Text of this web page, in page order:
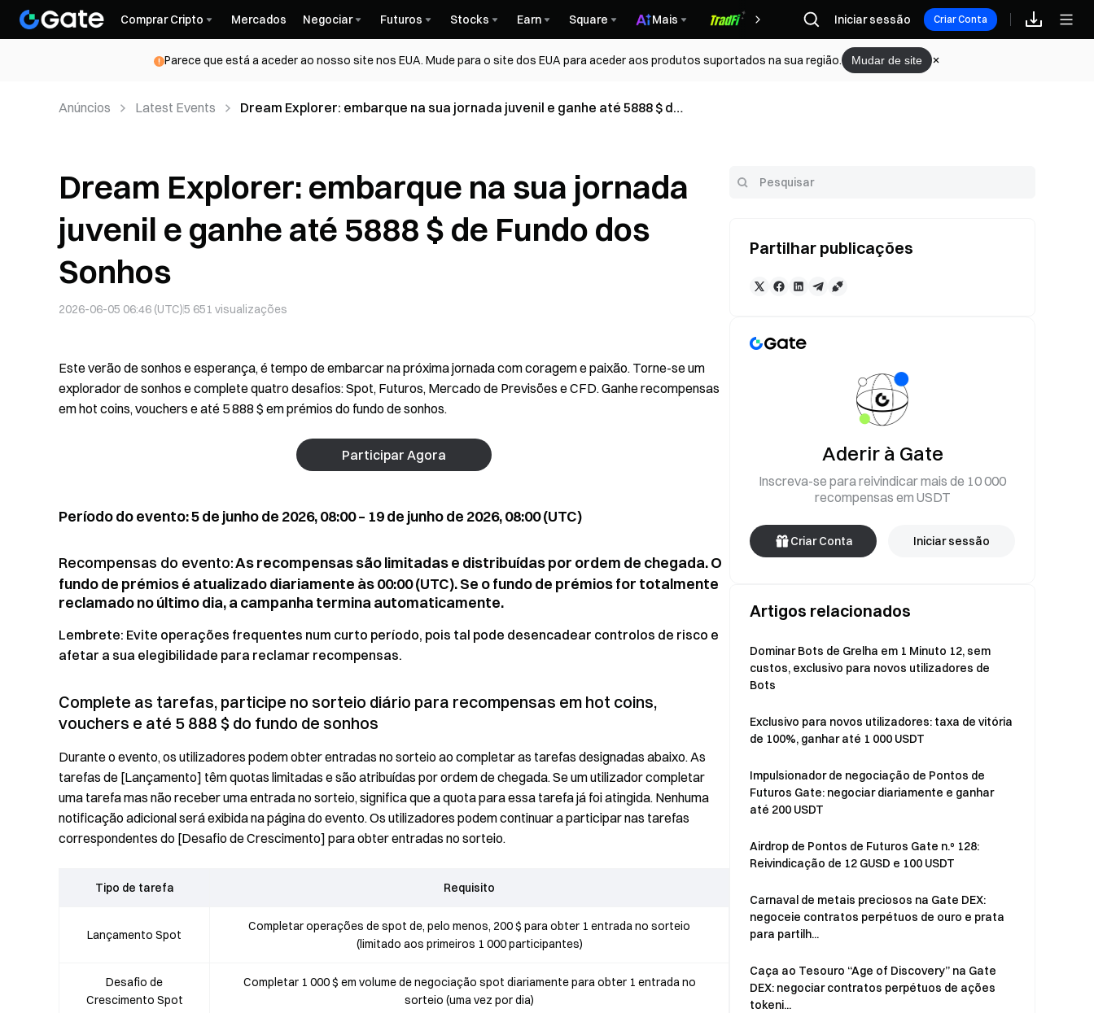
Comprar Cripto Mercados Negociar Futuros Stocks Earn Square Mais Recompensas
Iniciar sessão Criar Conta
Parece que está a aceder ao nosso site nos EUA. Mude para o site dos EUA para aceder aos produtos suportados na sua região. Mudar de site
Anúncios Latest Events
Dream Explorer: embarque na sua jornada juvenil e ganhe até 5888 $ de
Dream Explorer: embarque na sua jornada
juvenil e ganhe até 5888 $ de Fundo dos
Sonhos
2026-06-05 06:46 (UTC)5 651 visualizações
Este verão de sonhos e esperança, é tempo de embarcar na próxima jornada com coragem e paixão. Torne-se um
explorador de sonhos e complete quatro desafios: Spot, Futuros, Mercado de Previsões e CFD. Ganhe recompensas
em hot coins, vouchers e até 5 888 $ em prémios do fundo de sonhos.
Participar Agora
Período do evento: 5 de junho de 2026, 08:00 – 19 de junho de 2026, 08:00 (UTC)
Recompensas do evento:As recompensas são limitadas e distribuídas por ordem de chegada. O
fundo de prémios é atualizado diariamente às 00:00 (UTC). Se o fundo de prémios for totalmente
reclamado no último dia, a campanha termina automaticamente.
Lembrete: Evite operações frequentes num curto período, pois tal pode desencadear controlos de risco e
afetar a sua elegibilidade para reclamar recompensas.
Complete as tarefas, participe no sorteio diário para recompensas em hot coins,
vouchers e até 5 888 $ do fundo de sonhos
Durante o evento, os utilizadores podem obter entradas no sorteio ao completar as tarefas designadas abaixo. As
tarefas de [Lançamento] têm quotas limitadas e são atribuídas por ordem de chegada. Se um utilizador completar
uma tarefa mas não receber uma entrada no sorteio, significa que a quota para essa tarefa já foi atingida. Nenhuma
notificação adicional será exibida na página do evento. Os utilizadores podem continuar a participar nas tarefas
correspondentes do [Desafio de Crescimento] para obter entradas no sorteio.
Tipo de tarefa Requisito
Lançamento Spot
Completar operações de spot de, pelo menos, 200 $ para obter 1 entrada no sorteio
(limitado aos primeiros 1 000 participantes)
Desafio de
Crescimento Spot
Completar 1 000 $ em volume de negociação spot diariamente para obter 1 entrada no
sorteio (uma vez por dia)
Partilhar publicações
Aderir à Gate
Inscreva-se para reivindicar mais de 10 000
recompensas em USDT
Criar Conta Iniciar sessão
Artigos relacionados
Dominar Bots de Grelha em 1 Minuto 12, sem
custos, exclusivo para novos utilizadores de
Bots
Exclusivo para novos utilizadores: taxa de vitória
de 100%, ganhar até 1 000 USDT
Impulsionador de negociação de Pontos de
Futuros Gate: negociar diariamente e ganhar
até 200 USDT
Airdrop de Pontos de Futuros Gate n.º 128:
Reivindicação de 12 GUSD e 100 USDT
Carnaval de metais preciosos na Gate DEX:
negoceie contratos perpétuos de ouro e prata
para partilh...
Caça ao Tesouro “Age of Discovery” na Gate
DEX: negociar contratos perpétuos de ações
tokeni...